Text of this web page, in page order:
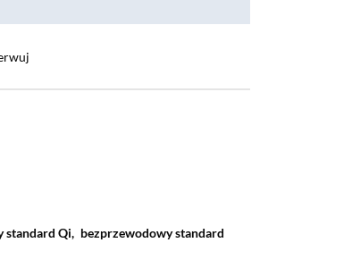
standard Qi, bezprzewodowy standard